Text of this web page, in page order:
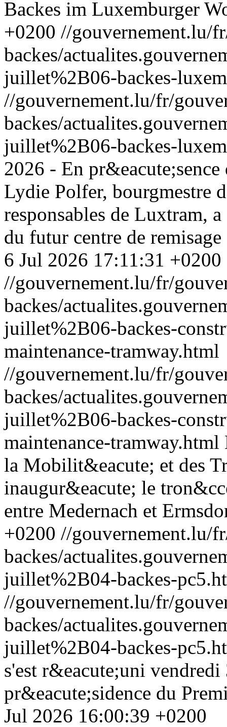
Backes im Luxemburger
+0200 //gouvernement.lu/
backes/
juillet%2B06-backes-
//gouvernement.lu/fr/
backes/
juillet%2B06-backes-
2026 - En
Lydie Polfer, bourgmestre
responsables de Luxtram,
du futur centre de
6 Jul 2026 17:11:31 +0200
//gouvernement.lu/fr/
backes/
juillet%2B06-backes-
maintenance-tramway.html
//gouvernement.lu/fr/
backes/
juillet%2B06-backes-
maintenance-tramway.html
la Mobilit&eacute; et des
inaugur&eacute; le
entre Medernach et
+0200 //gouvernement.lu/
backes/
juillet%2B04-backes-
//gouvernement.lu/fr/
backes/
juillet%2B04-backes-
s'est r&eacute;uni
pr&eacute;sidence du
Jul 2026 16:00:39 +0200